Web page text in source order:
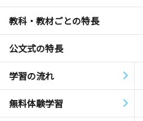
教科・教材ごとの特長
公文式の特長
学習の流れ
無料体験学習